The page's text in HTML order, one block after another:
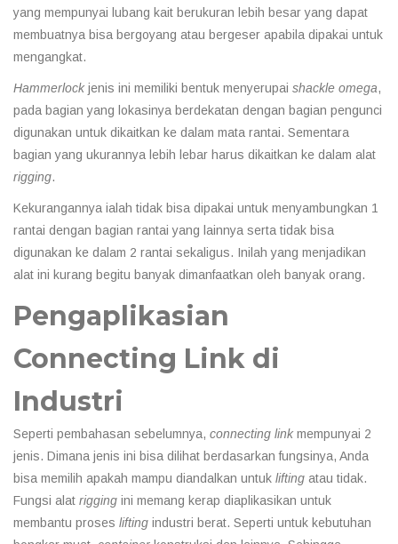
yang mempunyai lubang kait berukuran lebih besar yang dapat
membuatnya bisa bergoyang atau bergeser apabila dipakai untuk
mengangkat.
Hammerlock jenis ini memiliki bentuk menyerupai shackle omega,
pada bagian yang lokasinya berdekatan dengan bagian pengunci
digunakan untuk dikaitkan ke dalam mata rantai. Sementara
bagian yang ukurannya lebih lebar harus dikaitkan ke dalam alat
rigging.
Kekurangannya ialah tidak bisa dipakai untuk menyambungkan 1
rantai dengan bagian rantai yang lainnya serta tidak bisa
digunakan ke dalam 2 rantai sekaligus. Inilah yang menjadikan
alat ini kurang begitu banyak dimanfaatkan oleh banyak orang.
Pengaplikasian
Connecting Link di
Industri
Seperti pembahasan sebelumnya, connecting link mempunyai 2
jenis. Dimana jenis ini bisa dilihat berdasarkan fungsinya, Anda
bisa memilih apakah mampu diandalkan untuk lifting atau tidak.
Fungsi alat rigging ini memang kerap diaplikasikan untuk
membantu proses lifting industri berat. Seperti untuk kebutuhan